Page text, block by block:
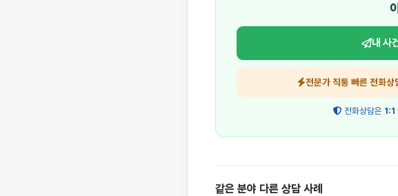
내 사
전문가 직통 빠른 전화상
전화상담은 1:1
같은 분야 다른 상담 사례